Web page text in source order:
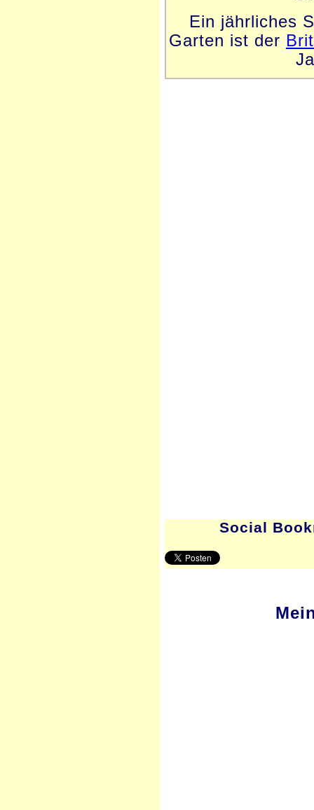
Ein jährliches
Garten ist der
Social